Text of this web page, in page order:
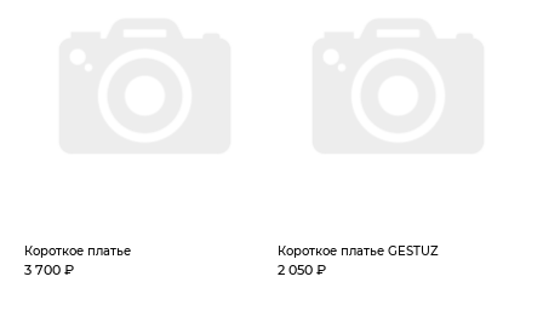
Короткое платье
3 700 ₽
Короткое платье GESTUZ
2 050 ₽